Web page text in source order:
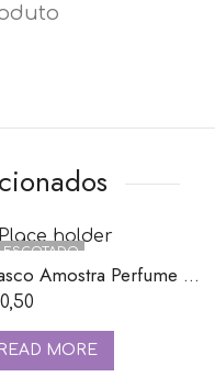
ESGOTADO
Frasco Amostra Perfume Vidro 2ml Tampa preta
0,50
READ MORE